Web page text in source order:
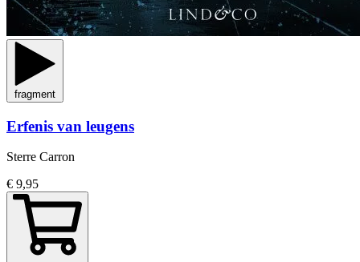
fragment
Erfenis van leugens
Sterre Carron
€ 9,95